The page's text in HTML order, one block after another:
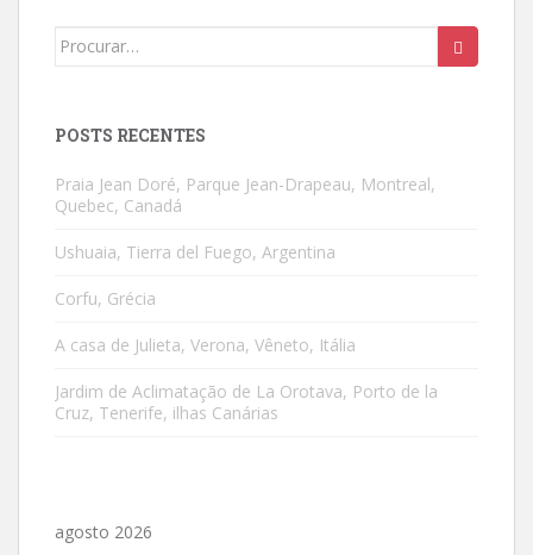
Search
POSTS RECENTES
Praia Jean Doré, Parque Jean-Drapeau, Montreal,
Quebec, Canadá
Ushuaia, Tierra del Fuego, Argentina
Corfu, Grécia
A casa de Julieta, Verona, Vêneto, Itália
Jardim de Aclimatação de La Orotava, Porto de la
Cruz, Tenerife, ilhas Canárias
agosto 2026